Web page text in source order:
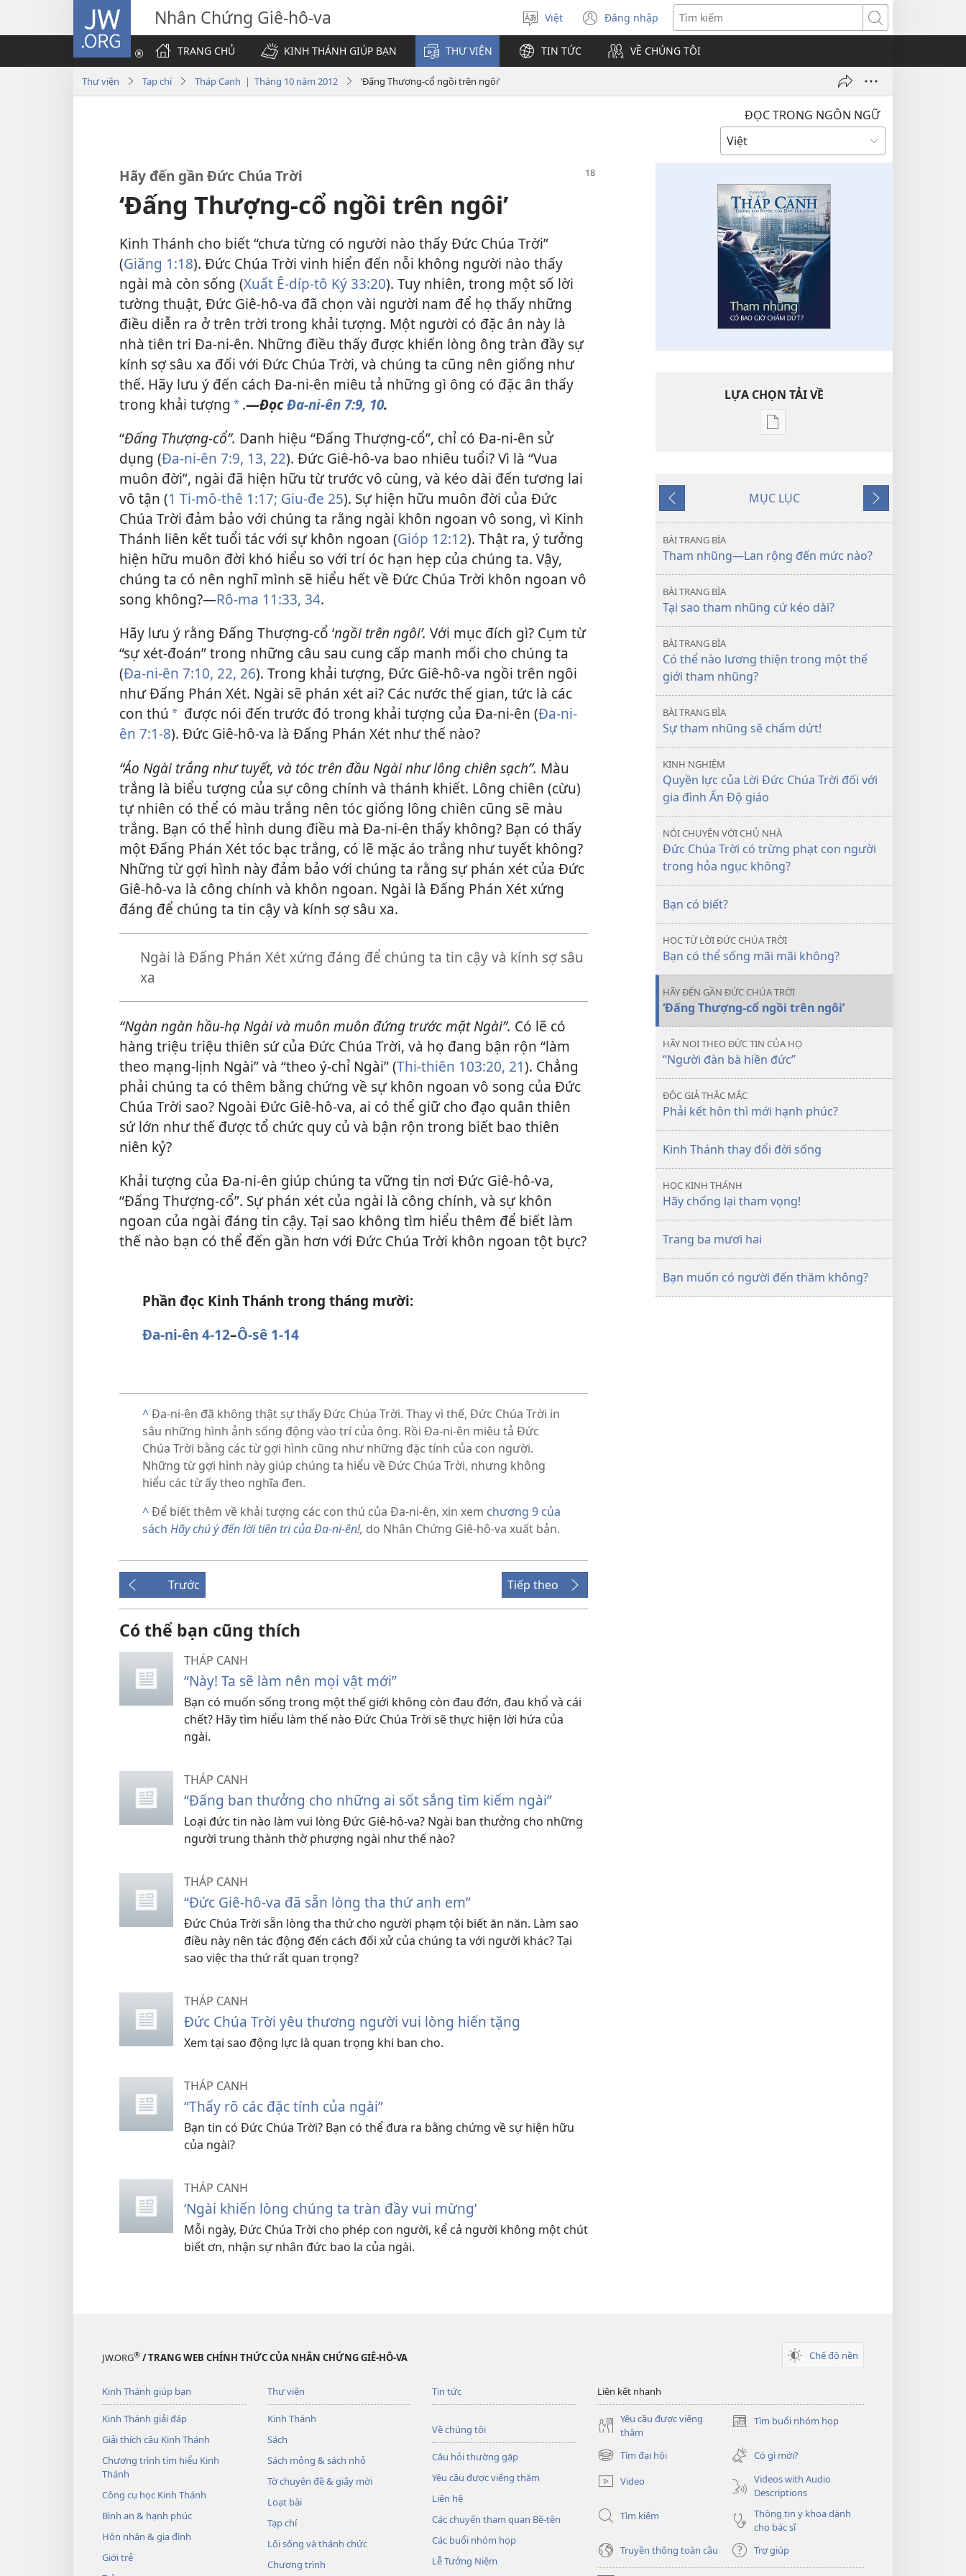
JW.ORG Nhân Chứng Giê-hô-va
Chọn
ngôn
ngữ
Việt Đăng nhập
(mở
cửa
sổ
mới)
Tìm
kiếm
TRANG CHỦ
KINH THÁNH GIÚP BẠN THƯ VIỆN TIN TỨC VỀ CHÚNG TÔI
Thư viện Tạp chí Tháp Canh | Tháng 10 năm 2012 ‘Đấng Thượng-cổ ngồi trên ngôi’
ĐỌC TRONG NGÔN NGỮ
Hãy đến gần Đức Chúa Trời
‘Đấng Thượng-cổ ngồi trên ngôi’
Kinh Thánh cho biết “chưa từng có người nào thấy Đức Chúa Trời”
(Giăng 1:18). Đức Chúa Trời vinh hiển đến nỗi không người nào thấy
ngài mà còn sống (Xuất Ê-díp-tô Ký 33:20). Tuy nhiên, trong một số lời
tường thuật, Đức Giê-hô-va đã chọn vài người nam để họ thấy những
điều diễn ra ở trên trời trong khải tượng. Một người có đặc ân này là
nhà tiên tri Đa-ni-ên. Những điều thấy được khiến lòng ông tràn đầy sự
kính sợ sâu xa đối với Đức Chúa Trời, và chúng ta cũng nên giống như
thế. Hãy lưu ý đến cách Đa-ni-ên miêu tả những gì ông có đặc ân thấy
trong khải tượng * .—ĐọcĐa-ni-ên 7:9, 10.
“Đấng Thượng-cổ”. Danh hiệu “Đấng Thượng-cổ”, chỉ có Đa-ni-ên sử
dụng (Đa-ni-ên 7:9, 13, 22). Đức Giê-hô-va bao nhiêu tuổi? Vì là “Vua
muôn đời”, ngài đã hiện hữu từ trước vô cùng, và kéo dài đến tương lai
vô tận (1 Ti-mô-thê 1:17; Giu-đe 25). Sự hiện hữu muôn đời của Đức
Chúa Trời đảm bảo với chúng ta rằng ngài khôn ngoan vô song, vì Kinh
Thánh liên kết tuổi tác với sự khôn ngoan (Gióp 12:12). Thật ra, ý tưởng
hiện hữu muôn đời khó hiểu so với trí óc hạn hẹp của chúng ta. Vậy,
chúng ta có nên nghĩ mình sẽ hiểu hết về Đức Chúa Trời khôn ngoan vô
song không?—Rô-ma 11:33, 34.
Hãy lưu ý rằng Đấng Thượng-cổ ‘ngồi trên ngôi’. Với mục đích gì? Cụm từ
“sự xét-đoán” trong những câu sau cung cấp manh mối cho chúng ta
(Đa-ni-ên 7:10, 22, 26). Trong khải tượng, Đức Giê-hô-va ngồi trên ngôi
như Đấng Phán Xét. Ngài sẽ phán xét ai? Các nước thế gian, tức là các
con thú * được nói đến trước đó trong khải tượng của Đa-ni-ên (Đa-ni-
ên 7:1-8). Đức Giê-hô-va là Đấng Phán Xét như thế nào?
“Áo Ngài trắng như tuyết, và tóc trên đầu Ngài như lông chiên sạch”. Màu
trắng là biểu tượng của sự công chính và thánh khiết. Lông chiên (cừu)
tự nhiên có thể có màu trắng nên tóc giống lông chiên cũng sẽ màu
trắng. Bạn có thể hình dung điều mà Đa-ni-ên thấy không? Bạn có thấy
một Đấng Phán Xét tóc bạc trắng, có lẽ mặc áo trắng như tuyết không?
Những từ gợi hình này đảm bảo với chúng ta rằng sự phán xét của Đức
Giê-hô-va là công chính và khôn ngoan. Ngài là Đấng Phán Xét xứng
đáng để chúng ta tin cậy và kính sợ sâu xa.
Ngài là Đấng Phán Xét xứng đáng để chúng ta tin cậy và kính sợ sâu
xa
“Ngàn ngàn hầu-hạ Ngài và muôn muôn đứng trước mặt Ngài”. Có lẽ có
hàng triệu triệu thiên sứ của Đức Chúa Trời, và họ đang bận rộn “làm
theo mạng-lịnh Ngài” và “theo ý-chỉ Ngài” (Thi-thiên 103:20, 21). Chẳng
phải chúng ta có thêm bằng chứng về sự khôn ngoan vô song của Đức
Chúa Trời sao? Ngoài Đức Giê-hô-va, ai có thể giữ cho đạo quân thiên
sứ lớn như thế được tổ chức quy củ và bận rộn trong biết bao thiên
niên kỷ?
Khải tượng của Đa-ni-ên giúp chúng ta vững tin nơi Đức Giê-hô-va,
“Đấng Thượng-cổ”. Sự phán xét của ngài là công chính, và sự khôn
ngoan của ngài đáng tin cậy. Tại sao không tìm hiểu thêm để biết làm
thế nào bạn có thể đến gần hơn với Đức Chúa Trời khôn ngoan tột bực?
Phần đọc Kinh Thánh trong tháng mười:
Đa-ni-ên 4-12–Ô-sê 1-14
^Đa-ni-ên đã không thật sự thấy Đức Chúa Trời. Thay vì thế, Đức Chúa Trời in
sâu những hình ảnh sống động vào trí của ông. Rồi Đa-ni-ên miêu tả Đức
Chúa Trời bằng các từ gợi hình cũng như những đặc tính của con người.
Những từ gợi hình này giúp chúng ta hiểu về Đức Chúa Trời, nhưng không
hiểu các từ ấy theo nghĩa đen.
^Để biết thêm về khải tượng các con thú của Đa-ni-ên, xin xem chương 9 của
sách Hãy chú ý đến lời tiên tri của Đa-ni-ên!, do Nhân Chứng Giê-hô-va xuất bản.
Trước Tiếp theo
Có thể bạn cũng thích
THÁP CANH
“Này! Ta sẽ làm nên mọi vật mới”
Bạn có muốn sống trong một thế giới không còn đau đớn, đau khổ và cái
chết? Hãy tìm hiểu làm thế nào Ðức Chúa Trời sẽ thực hiện lời hứa của
ngài.
THÁP CANH
“Đấng ban thưởng cho những ai sốt sắng tìm kiếm ngài”
Loại đức tin nào làm vui lòng Đức Giê-hô-va? Ngài ban thưởng cho những
người trung thành thờ phượng ngài như thế nào?
THÁP CANH
“Ðức Giê-hô-va đã sẵn lòng tha thứ anh em”
Ðức Chúa Trời sẵn lòng tha thứ cho người phạm tội biết ăn năn. Làm sao
điều này nên tác động đến cách đối xử của chúng ta với người khác? Tại
sao việc tha thứ rất quan trọng?
THÁP CANH
Ðức Chúa Trời yêu thương người vui lòng hiến tặng
Xem tại sao động lực là quan trọng khi ban cho.
THÁP CANH
“Thấy rõ các đặc tính của ngài”
Bạn tin có Đức Chúa Trời? Bạn có thể đưa ra bằng chứng về sự hiện hữu
của ngài?
THÁP CANH
‘Ngài khiến lòng chúng ta tràn đầy vui mừng’
Mỗi ngày, Ðức Chúa Trời cho phép con người, kể cả người không một chút
biết ơn, nhận sự nhân đức bao la của ngài.
LỰA CHỌN TẢI VỀ
Tùy
các
điện
CANH
2012
Trước
MỤC LỤC
Tiếp
theo
BÀI TRANG BÌA
Tham nhũng—Lan rộng đến mức nào?
BÀI TRANG BÌA
Tại sao tham nhũng cứ kéo dài?
BÀI TRANG BÌA
Có thể nào lương thiện trong một thế
giới tham nhũng?
BÀI TRANG BÌA
Sự tham nhũng sẽ chấm dứt!
KINH NGHIỆM
Quyền lực của Lời Đức Chúa Trời đối với
gia đình Ấn Độ giáo
NÓI CHUYỆN VỚI CHỦ NHÀ
Đức Chúa Trời có trừng phạt con người
trong hỏa ngục không?
Bạn có biết?
HỌC TỪ LỜI ĐỨC CHÚA TRỜI
Bạn có thể sống mãi mãi không?
HÃY ĐẾN GẦN ĐỨC CHÚA TRỜI
‘Đấng Thượng-cổ ngồi trên ngôi’
HÃY NOI THEO ĐỨC TIN CỦA HỌ
“Người đàn bà hiền đức”
ĐỘC GIẢ THẮC MẮC
Phải kết hôn thì mới hạnh phúc?
Kinh Thánh thay đổi đời sống
HỌC KINH THÁNH
Hãy chống lại tham vọng!
Trang ba mươi hai
Bạn muốn có người đến thăm không?
JW.ORG® / TRANG WEB CHÍNH THỨC CỦA NHÂN CHỨNG GIÊ-HÔ-VA Chế độ nền
Kinh Thánh giúp bạn
Kinh Thánh giải đáp
Giải thích câu Kinh Thánh
Chương trình tìm hiểu Kinh
Thánh
Công cụ học Kinh Thánh
Bình an & hạnh phúc
Hôn nhân & gia đình
Giới trẻ
Thư viện
Kinh Thánh
Sách
Sách mỏng & sách nhỏ
Tờ chuyên đề & giấy mời
Loạt bài
Tạp chí
Lối sống và thánh chức
Chương trình
Tin tức
Về chúng tôi
Câu hỏi thường gặp
Yêu cầu được viếng thăm
Liên hệ
Các chuyến tham quan Bê-tên
Các buổi nhóm họp
Lễ Tưởng Niệm
Liên kết nhanh
Yêu cầu được viếng
thăm
Tìm buổi nhóm họp
(mở
sổ
Tìm đại hội
(mở
cửa
sổ
Có gì mới?
Video
Videos with Audio
Descriptions
Tìm kiếm
Thông tin y khoa dành
cho bác sĩ
Truyền thông toàn cầu
Trợ giúp